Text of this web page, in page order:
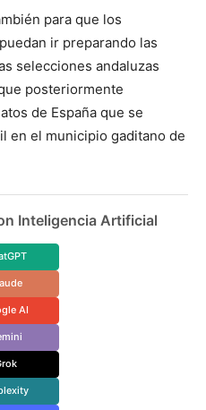
para que los
ir preparando las
selecciones andaluzas
posteriormente
de España que se
en el municipio gaditano de
Inteligencia Artificial
AI